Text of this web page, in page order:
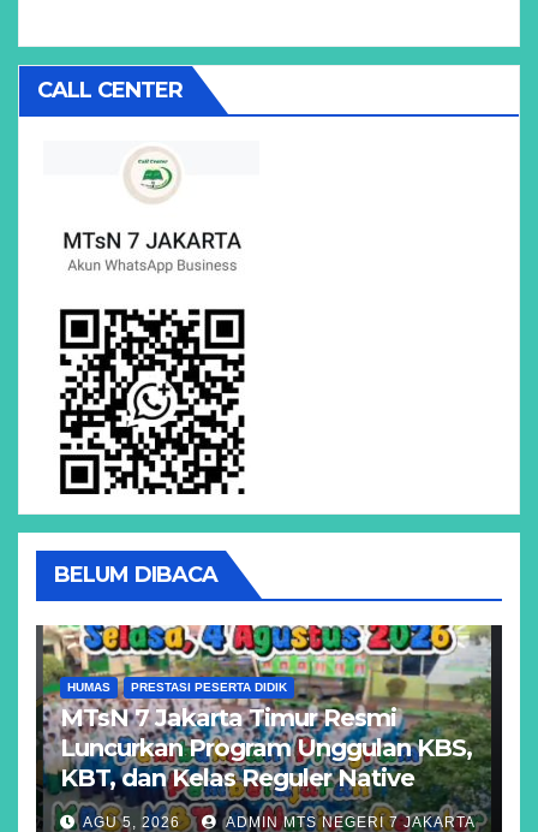
CALL CENTER
BELUM DIBACA
HUMAS PRESTASI PESERTA DIDIK
MTsN 7 Jakarta Timur Resmi
Luncurkan Program Unggulan KBS,
KBT, dan Kelas Reguler Native
AGU 5, 2026 ADMIN MTS NEGERI 7 JAKARTA